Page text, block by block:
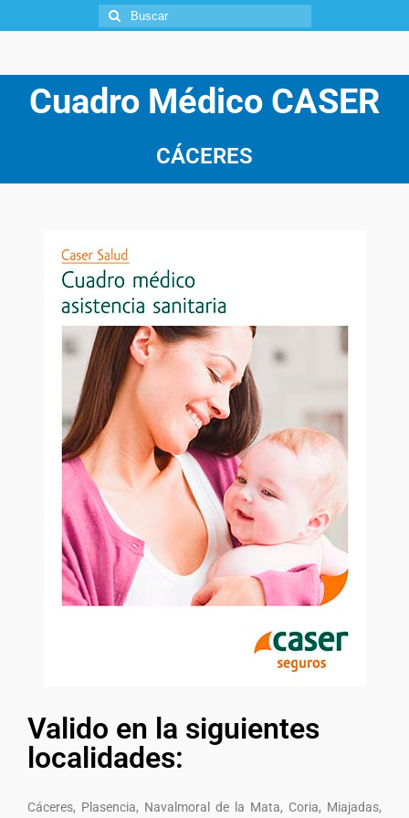
Cuadro Médico CASER
CÁCERES
Valido en la siguientes
localidades:
Cáceres, Plasencia, Navalmoral de la Mata, Coria, Miajadas,